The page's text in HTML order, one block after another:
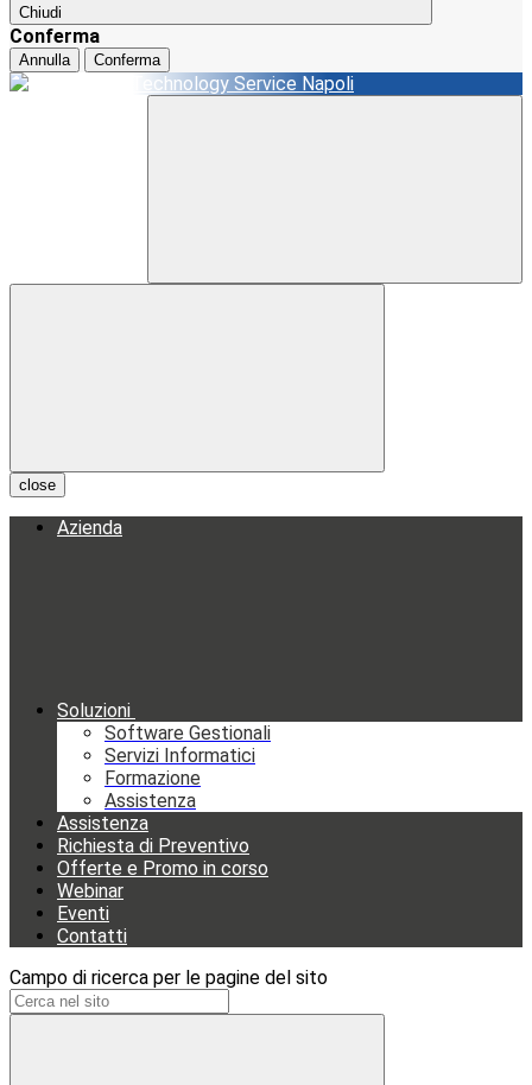
Chiudi
Conferma
Annulla Conferma
close
Azienda
Soluzioni
Software Gestionali
Servizi Informatici
Formazione
Assistenza
Assistenza
Richiesta di Preventivo
Offerte e Promo in corso
Webinar
Eventi
Contatti
Campo di ricerca per le pagine del sito